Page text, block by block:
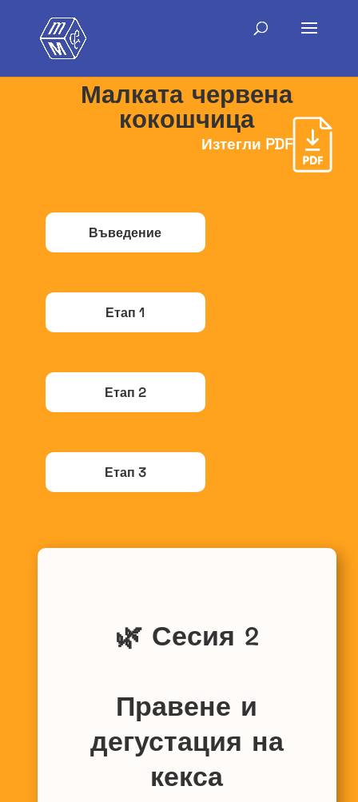
Малката червена
кокошчица
Изтегли PDF
Въведение
Етап 1
Етап 2
Етап 3
🌿 Сесия 2
Правене и
дегустация на
кекса